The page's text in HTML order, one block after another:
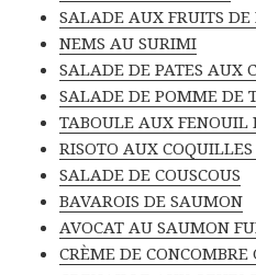
SALADE AUX FRUITS
NEMS AU SURIMI
SALADE DE PATES AUX
SALADE DE POMME DE
TABOULE AUX FENOUIL
RISOTO AUX COQUILLES
SALADE DE COUSCOUS
BAVAROIS DE SAUMON
AVOCAT AU SAUMON
CRÈME DE